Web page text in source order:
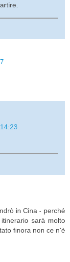
in Cina - perché
sarà molto
finora non ce n'è